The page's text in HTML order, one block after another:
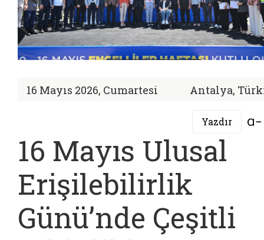
16 Mayıs 2026, Cumartesi Antalya,
Yazdır
16 Mayıs Ulusal
Erişilebilirlik
Günü’nde Çeşitli